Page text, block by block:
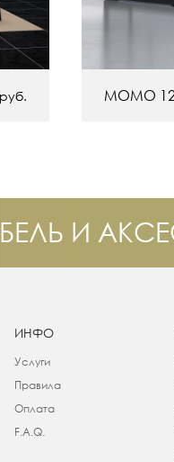
руб. MOMO
И
ИНФО
Услуги
Правила
Оплата
F.A.Q.